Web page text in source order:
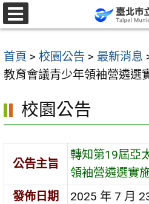
跳
至
要
內
區
首頁 > 校園公告 > 最新消息
教育會議青少年領袖營遴選
校園公告
公告主旨
轉知第19屆亞
領袖營遴選實
發佈日期
2025 年 7 月
選
單